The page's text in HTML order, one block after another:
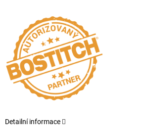
Detailní informace